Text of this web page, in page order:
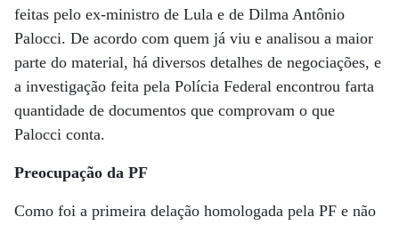
feitas pelo ex-ministro de Lula e de Dilma Antônio
Palocci. De acordo com quem já viu e analisou a maior
parte do material, há diversos detalhes de negociações, e
a investigação feita pela Polícia Federal encontrou farta
quantidade de documentos que comprovam o que
Palocci conta.
Preocupação da PF
Como foi a primeira delação homologada pela PF e não